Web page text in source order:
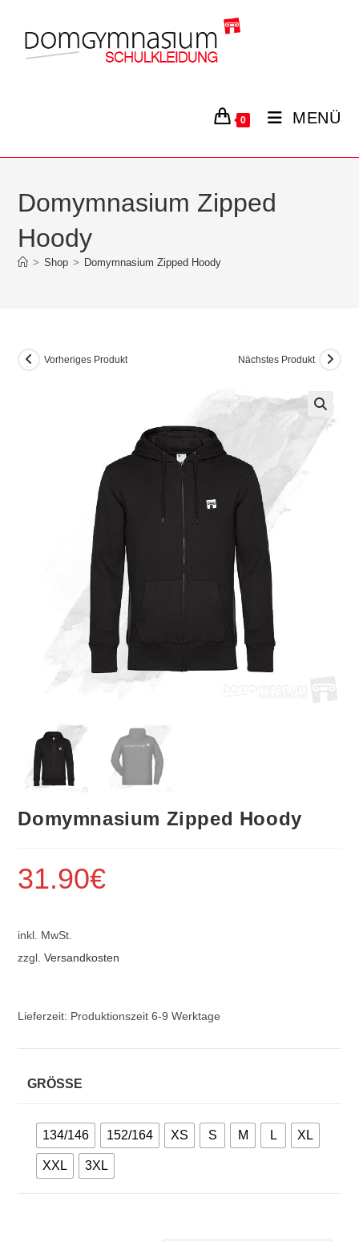
springen
0 MENÜ
Domymnasium Zipped
Hoody
> Shop > Domymnasium Zipped Hoody
Vorheriges Produkt Nächstes Produkt
Domymnasium Zipped Hoody
31.90€
inkl. MwSt.
zzgl.Versandkosten
Lieferzeit: Produktionszeit 6-9 Werktage
GRÖSSE
134/146 152/164 XS S M L XL
XXL 3XL